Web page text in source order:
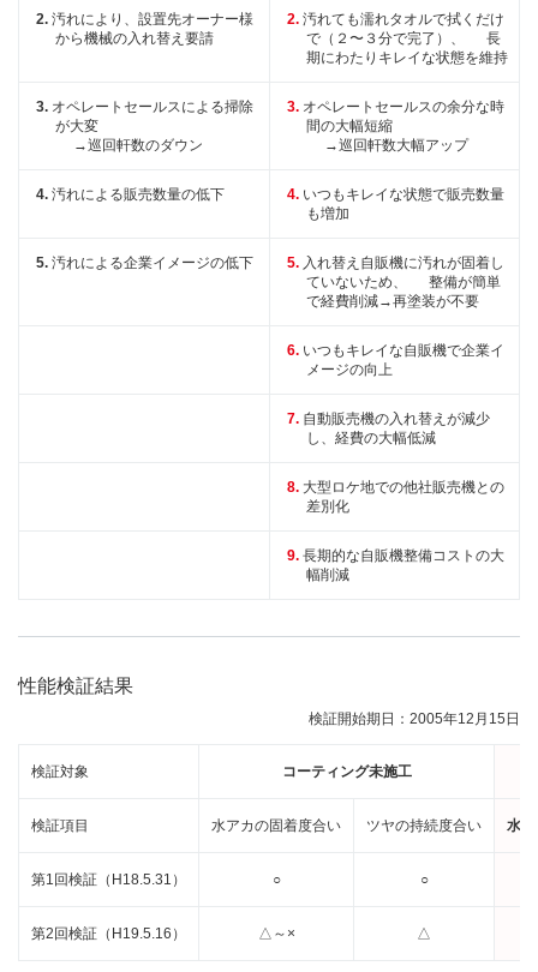
汚れにより、設置先オーナー様
から機械の入れ替え要請
汚れても濡れタオルで拭くだけ
で（２〜３分で完了）、
長
期にわたりキレイな状態を維持
オペレートセールスによる掃除
が大変
→巡回軒数のダウン
オペレートセールスの余分な時
間の大幅短縮
→巡回軒数大幅アップ
汚れによる販売数量の低下
いつもキレイな状態で販売数量
も増加
汚れによる企業イメージの低下
入れ替え自販機に汚れが固着し
ていないため、
整備が簡単
で経費削減→再塗装が不要
いつもキレイな自販機で企業イ
メージの向上
自動販売機の入れ替えが減少
し、経費の大幅低減
大型ロケ地での他社販売機との
差別化
長期的な自販機整備コストの大
幅削減
性能検証結果
検証開始期日：2005年12月15日
検証対象 コーティング未施工
検証項目 水アカの固着度合い ツヤの持続度合い 水
第1回検証（H18.5.31） ○ ○
第2回検証（H19.5.16） △～× △